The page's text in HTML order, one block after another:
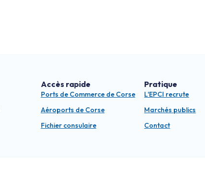
Accès rapide
Ports de Commerce de Corse
Aéroports de Corse
Fichier consulaire
Pratique
L'EPCI recrute
Marchés publics
Contact